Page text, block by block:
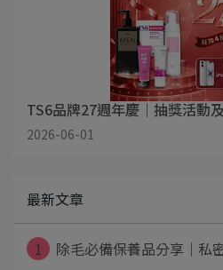
TS6品牌27週年慶｜抽獎活動
2026-06-01
最新文章
1
除毛必備保養品分享｜私